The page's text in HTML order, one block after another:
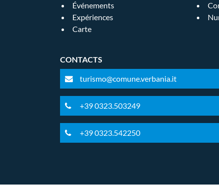
Événements
Expériences
Carte
CONTACTS
turismo@comune.verbania.it
+39 0323.503249
+39 0323.542250